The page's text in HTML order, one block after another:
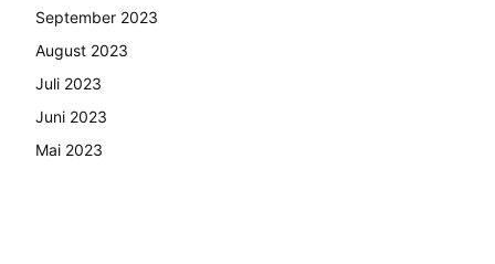
September 2023
August 2023
Juli 2023
Juni 2023
Mai 2023